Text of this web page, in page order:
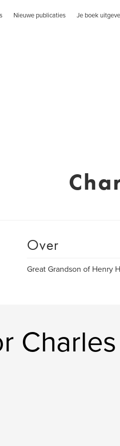
Nieuwe publicaties Je boek
Over
Great Grandson of Henry